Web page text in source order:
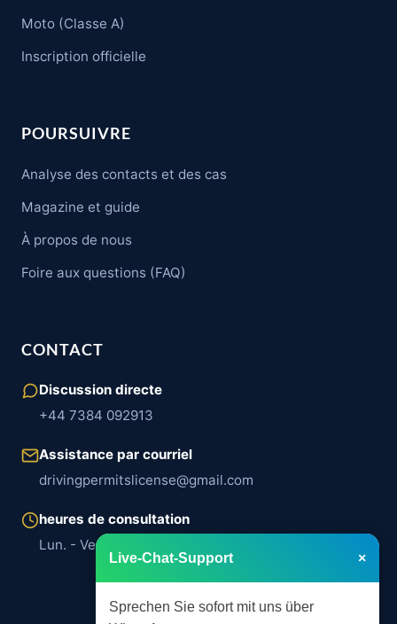
Moto (Classe A)
Inscription officielle
POURSUIVRE
Analyse des contacts et des cas
Magazine et guide
À propos de nous
Foire aux questions (FAQ)
CONTACT
Discussion directe
+44 7384 092913
Assistance par courriel
drivingpermitslicense@gmail.com
heures de consultation
Lun. - Ven. | 8h00 – 18h00
Live-Chat-Support ×
Sprechen Sie sofort mit uns über